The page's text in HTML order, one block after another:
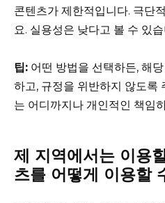
콘텐츠가 제한적입니다. 극단
요. 실용성은 낮다고 볼 수 있
팁: 어떤 방법을 선택하든, 해
하고, 규정을 위반하지 않도록
는 어디까지나 개인적인 책임
제 지역에서는 이용
츠를 어떻게 이용할